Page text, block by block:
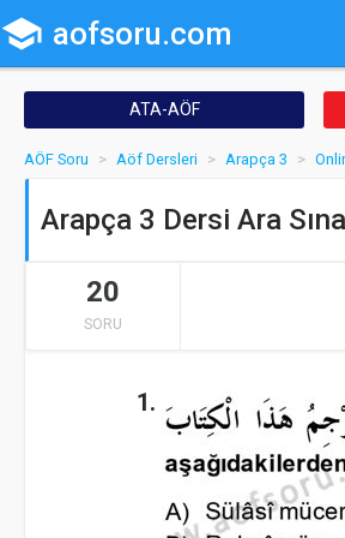
school aofsoru.com
ATA-AÖF
AÖF Soru Aöf Dersleri Arapça 3
Arapça 3 Dersi Ara
20
SORU
1.